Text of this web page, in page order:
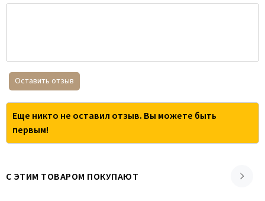
Оставить отзыв
Еще никто не оставил отзыв. Вы можете быть
первым!
С ЭТИМ ТОВАРОМ ПОКУПАЮТ